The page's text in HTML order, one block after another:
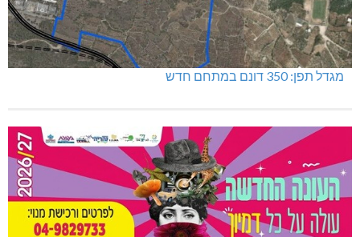
מגדל תפן: 350 דונם במתחם חדש